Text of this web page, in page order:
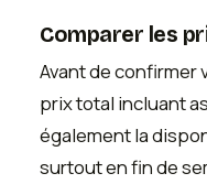
Comparer les
Avant de confirmer
prix total incluant
également la
surtout en fin de